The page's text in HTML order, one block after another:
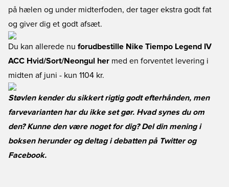
på hælen og under midterfoden, der tager ekstra godt fat
og giver dig et godt afsæt.
Du kan allerede nu forudbestille Nike Tiempo Legend IV
ACC Hvid/Sort/Neongul her med en forventet levering i
midten af juni - kun 1104 kr.
Støvlen kender du sikkert rigtig godt efterhånden, men
farvevarianten har du ikke set gør. Hvad synes du om
den? Kunne den være noget for dig? Del din mening i
boksen herunder og deltag i debatten på Twitterog
Facebook.